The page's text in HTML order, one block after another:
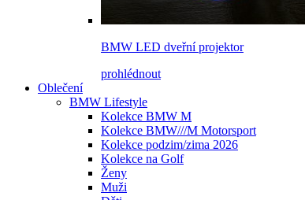
BMW LED dveřní projektor
prohlédnout
Oblečení
BMW Lifestyle
Kolekce BMW M
Kolekce BMW///M Motorsport
Kolekce podzim/zima 2026
Kolekce na Golf
Ženy
Muži